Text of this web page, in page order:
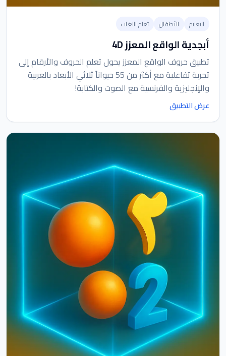
التعليم الأطفال تعلم اللغات
أبجدية الواقع المعزز 4D
تطبيق حروف الواقع المعزز يحول تعلم الحروف والأرقام إلى
تجربة تفاعلية مع أكثر من 55 حيواناً ثلاثي الأبعاد بالعربية
والإنجليزية والفرنسية مع الصوت والكتابة!
عرض التطبيق